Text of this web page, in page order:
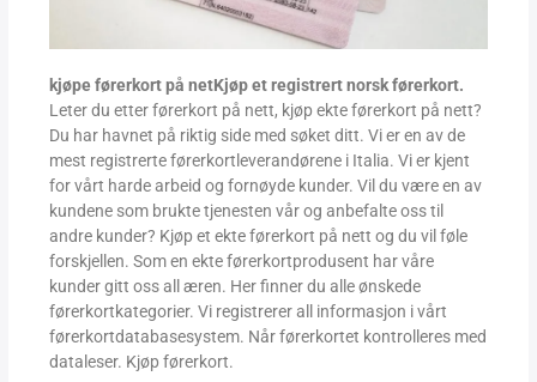
kjøpe førerkort på netKjøp et registrert norsk førerkort.
Leter du etter førerkort på nett, kjøp ekte førerkort på nett?
Du har havnet på riktig side med søket ditt. Vi er en av de
mest registrerte førerkortleverandørene i Italia. Vi er kjent
for vårt harde arbeid og fornøyde kunder. Vil du være en av
kundene som brukte tjenesten vår og anbefalte oss til
andre kunder? Kjøp et ekte førerkort på nett og du vil føle
forskjellen. Som en ekte førerkortprodusent har våre
kunder gitt oss all æren. Her finner du alle ønskede
førerkortkategorier. Vi registrerer all informasjon i vårt
førerkortdatabasesystem. Når førerkortet kontrolleres med
dataleser. Kjøp førerkort.